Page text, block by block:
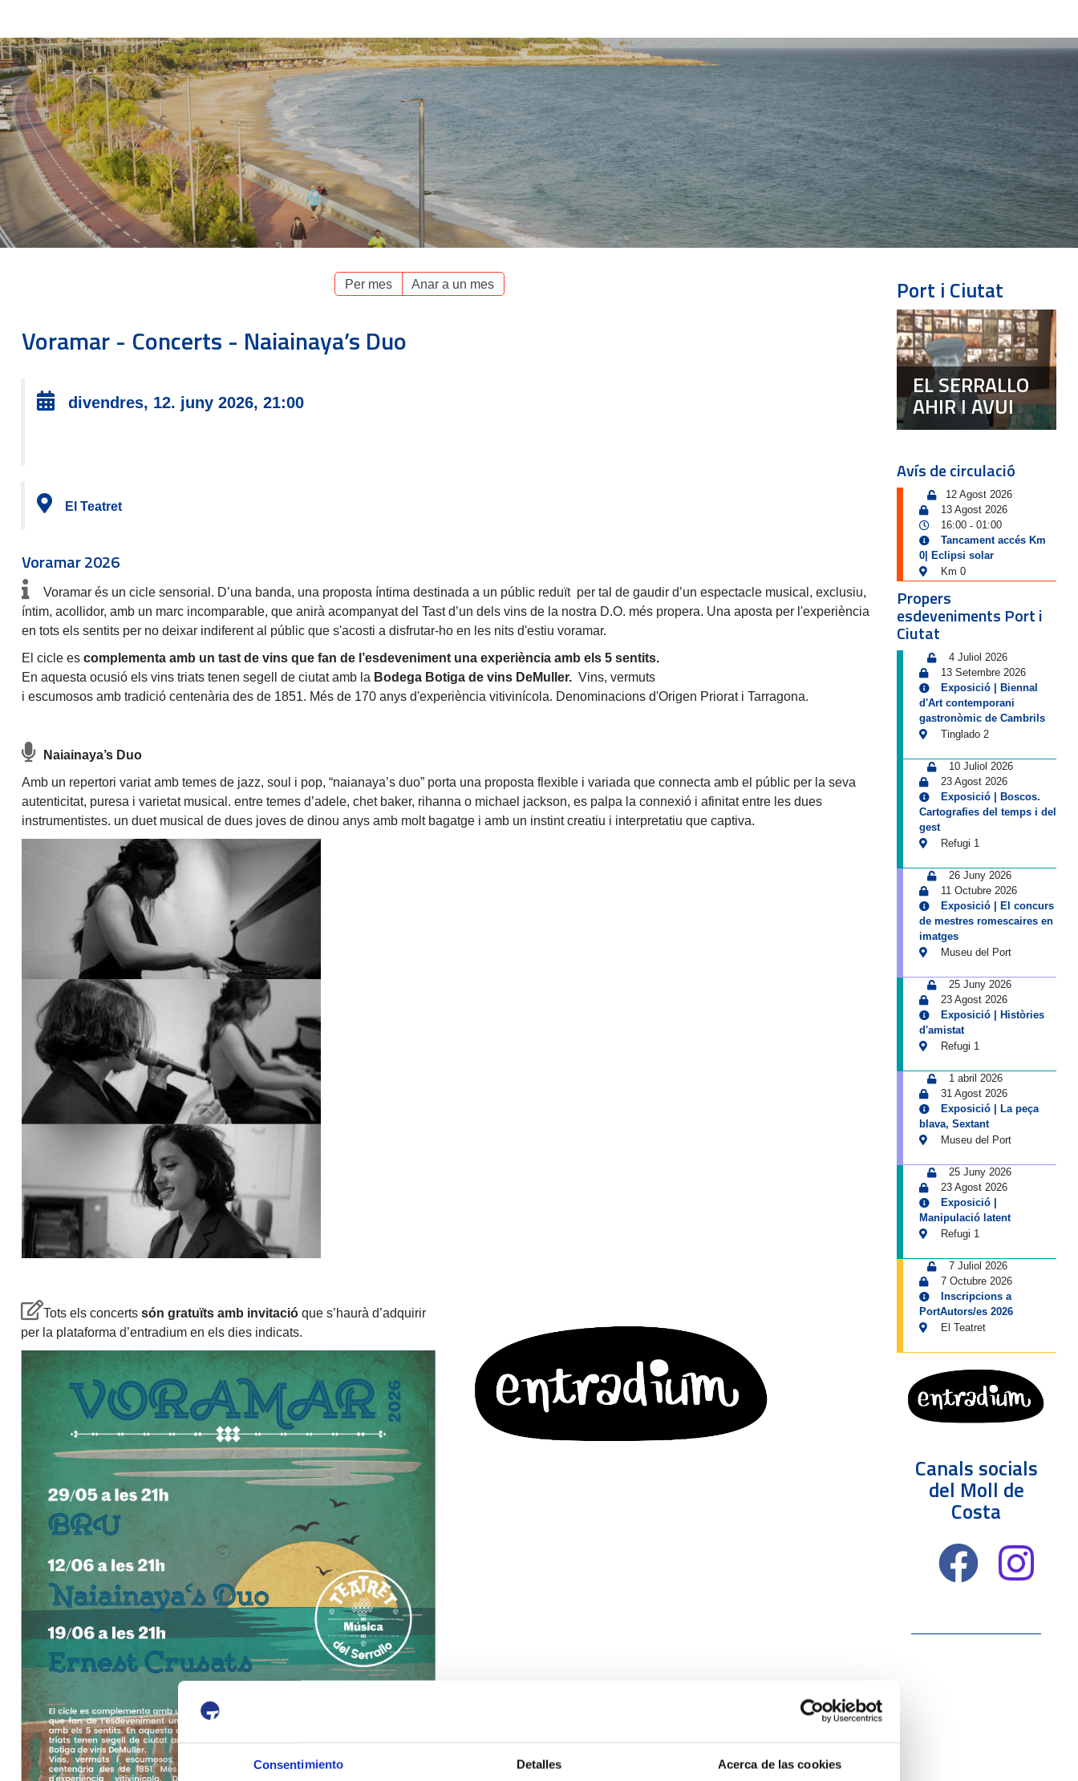
Acerca de las cookies
Per mes Anar a un mes
Voramar - Concerts - Naiainaya’s Duo
divendres, 12. juny 2026, 21:00
El Teatret
Voramar 2026
Voramar és un cicle sensorial. D’una banda, una proposta íntima destinada a un públic reduït per tal de gaudir d’un espectacle musical, exclusiu,
íntim, acollidor, amb un marc incomparable, que anirà acompanyat del Tast d’un dels vins de la nostra D.O. més propera. Una aposta per l'experiència
en tots els sentits per no deixar indiferent al públic que s'acosti a disfrutar-ho en les nits d'estiu voramar.
El cicle es
complementa amb un tast de vins que fan de l’esdeveniment una experiència amb els 5 sentits.
En aquesta ocusió els vins triats tenen segell de ciutat amb la
Bodega Botiga de vins DeMuller.
Vins, vermuts
i escumosos amb tradició centenària des de 1851. Més de 170 anys d'experiència vitivinícola. Denominacions d'Origen Priorat i Tarragona.
Naiainaya’s Duo
Amb un repertori variat amb temes de jazz, soul i pop, “naianaya’s duo” porta una proposta flexible i variada que connecta amb el públic per la seva
autenticitat, puresa i varietat musical. entre temes d’adele, chet baker, rihanna o michael jackson, es palpa la connexió i afinitat entre les dues
instrumentistes. un duet musical de dues joves de dinou anys amb molt bagatge i amb un instint creatiu i interpretatiu que captiva.
Tots els concerts són gratuïts amb invitació
que s’haurà d’adquirir
per la plataforma d’entradium en els dies indicats.
Port i Ciutat
EL SERRALLO
AHIR I AVUI
Avís de circulació
12 Agost 2026
13 Agost 2026
16:00- 01:00
Tancament accés Km
0| Eclipsi solar
Km 0
Propers
esdeveniments Port i
Ciutat
4 Juliol 2026
13 Setembre 2026
Exposició | Biennal
d'Art contemporani
gastronòmic de Cambrils
Tinglado 2
10 Juliol 2026
23 Agost 2026
Exposició | Boscos.
Cartografies del temps i del
gest
Refugi 1
26 Juny 2026
11 Octubre 2026
Exposició | El concurs
de mestres romescaires en
imatges
Museu del Port
25 Juny 2026
23 Agost 2026
Exposició | Històries
d'amistat
Refugi 1
1 abril 2026
31 Agost 2026
Exposició | La peça
blava, Sextant
Museu del Port
25 Juny 2026
23 Agost 2026
Exposició |
Manipulació latent
Refugi 1
7 Juliol 2026
7 Octubre 2026
Inscripcions a
PortAutors/es 2026
El Teatret
Canals socials
del Moll de
Costa